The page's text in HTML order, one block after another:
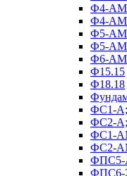
Ф4-АМ
Ф4-
Ф5-АМ
Ф5-
Ф6-АМ
Ф15.15
Ф18.18
ФС1-
ФС2-
ФС1-
ФС2-
ФПС5-
ФПС6-